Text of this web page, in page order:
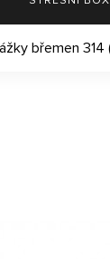
břemen 314